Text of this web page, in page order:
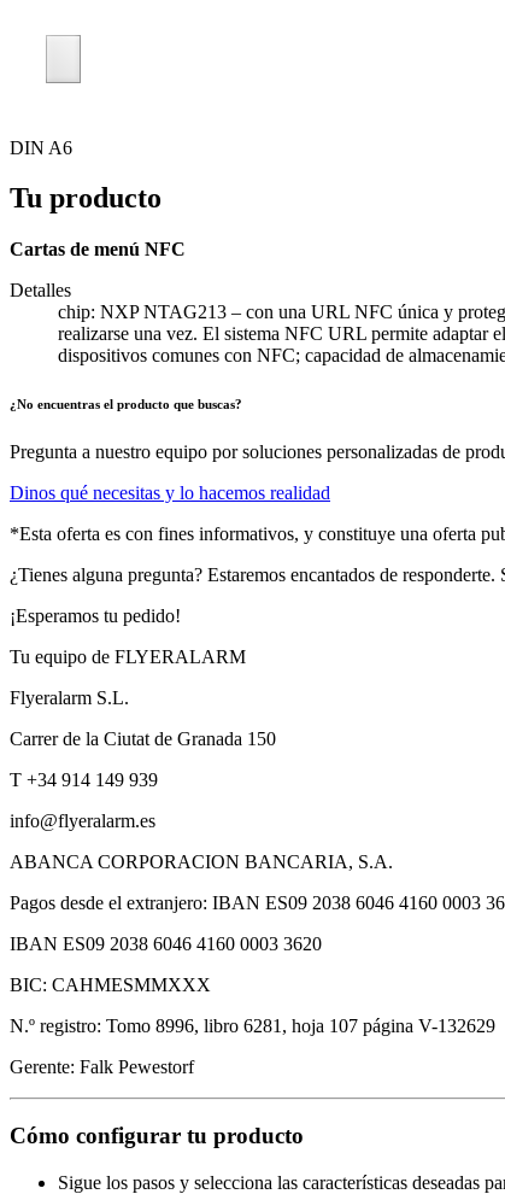
DIN A6
Tu producto
Cartas de menú NFC
Detalles
chip: NXP NTAG213 – con una URL NFC única y
realizarse una vez. El sistema NFC URL permite adaptar
dispositivos comunes con NFC; capacidad de
¿No encuentras el producto que buscas?
Pregunta a nuestro equipo por soluciones personalizadas de
Dinos qué necesitas y lo hacemos realidad
*Esta oferta es con fines informativos, y constituye una oferta
¿Tienes alguna pregunta? Estaremos encantados de
¡Esperamos tu pedido!
Tu equipo de FLYERALARM
Flyeralarm S.L.
Carrer de la Ciutat de Granada 150
T +34 914 149 939
info@flyeralarm.es
ABANCA CORPORACION BANCARIA, S.A.
Pagos desde el extranjero: IBAN ES09 2038 6046 4160 0003
IBAN ES09 2038 6046 4160 0003 3620
BIC: CAHMESMMXXX
N.º registro: Tomo 8996, libro 6281, hoja 107 página V-132629
Gerente: Falk Pewestorf
Cómo configurar tu producto
Sigue los pasos y selecciona las características deseadas